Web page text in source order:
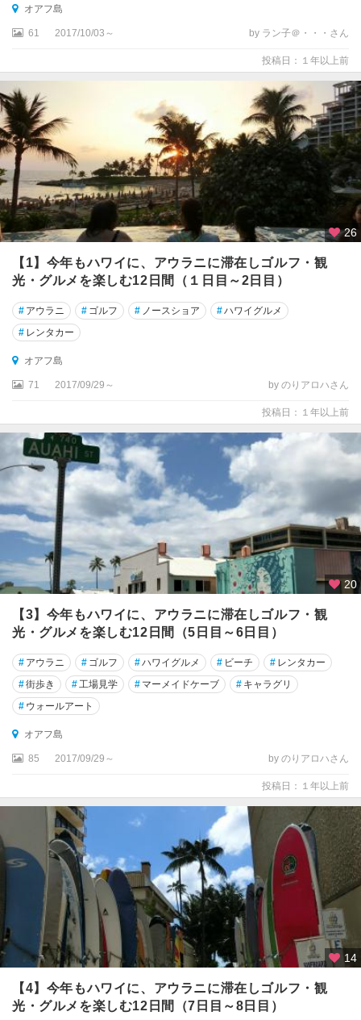
オアフ島
61 2017/10/03～ by ラン子＠・・・さん
投稿日：１年以上前
26
【1】今年もハワイに、アウラニに滞在しゴルフ・観
光・グルメを楽しむ12日間（１日目～2日目）
# アウラニ # ゴルフ # ノースショア #ハワイグルメ
# レンタカー
オアフ島
71 2017/09/29～ by のりアロハさん
投稿日：１年以上前
20
【3】今年もハワイに、アウラニに滞在しゴルフ・観
光・グルメを楽しむ12日間（5日目～6日目）
# アウラニ # ゴルフ #ハワイグルメ # ビーチ # レンタカー
#街歩き #工場見学 # マーメイドケーブ # キャラグリ
# ウォールアート
オアフ島
85 2017/09/29～ by のりアロハさん
投稿日：１年以上前
14
【4】今年もハワイに、アウラニに滞在しゴルフ・観
光・グルメを楽しむ12日間（7日目～8日目）